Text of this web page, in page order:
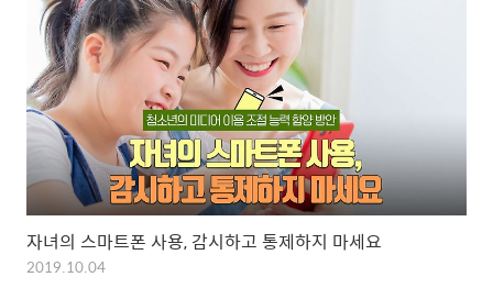
자녀의 스마트폰 사용, 감시하고 통제하지 마세요
2019.10.04